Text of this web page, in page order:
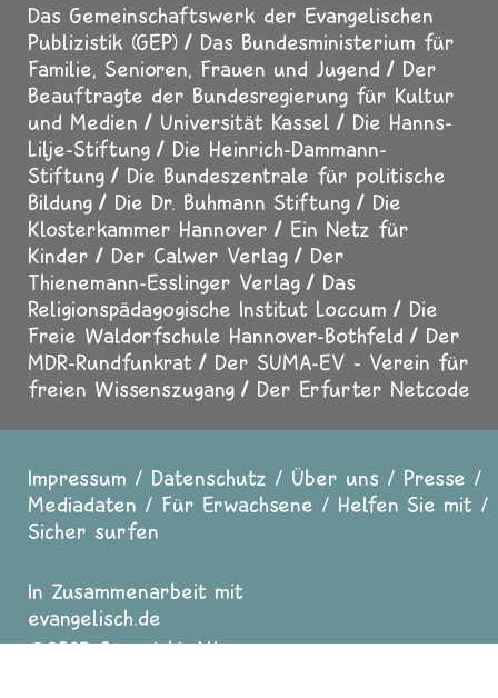
Das Gemeinschaftswerk der Evangelischen
Publizistik (GEP)
Das Bundesministerium für
Familie, Senioren, Frauen und Jugend
Der
Beauftragte der Bundesregierung für Kultur
und Medien
Universität Kassel
Die Hanns-
Lilje-Stiftung
Die Heinrich-Dammann-
Stiftung
Die Bundeszentrale für politische
Bildung
Die Dr. Buhmann Stiftung
Die
Klosterkammer Hannover
Ein Netz für
Kinder
Der Calwer Verlag
Der
Thienemann-Esslinger Verlag
Das
Religionspädagogische Institut Loccum
Die
Freie Waldorfschule Hannover-Bothfeld
Der
MDR-Rundfunkrat
Der SUMA-EV - Verein für
freien Wissenszugang
Der Erfurter Netcode
Fußzeile
Impressum Datenschutz Über uns
Presse
Mediadaten
Für Erwachsene
Helfen Sie mit
Sicher surfen
In Zusammenarbeit mit
evangelisch.de
2025 Copyright All